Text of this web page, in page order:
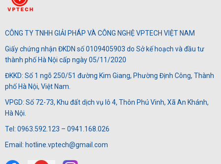
CÔNG TY TNHH GIẢI PHÁP VÀ CÔNG NGHỆ VPTECH VIỆT NAM
Giấy chứng nhận ĐKDN số 0109405903 do Sở kế hoạch và đầu tư
thành phố Hà Nội cấp ngày 05/11/2020
ĐKKD: Số 1 ngõ 250/51 đường Kim Giang, Phường Định Công, Thành
phố Hà Nội, Việt Nam.
VPGD: Số 72-73, Khu đất dịch vụ lô 4, Thôn Phú Vinh, Xã An Khánh,
Hà Nội.
Tel: 0963.592.123 – 0941.168.026
Email: hotline.vptech@gmail.com